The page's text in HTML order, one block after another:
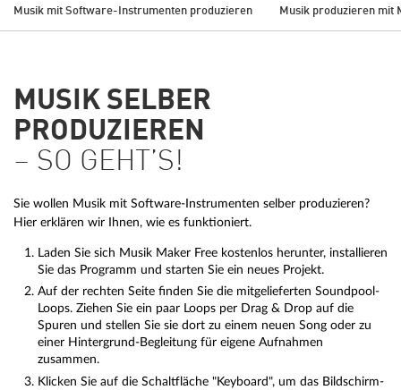
Musik mit Software-Instrumenten produzieren Musik produzieren mit
MUSIK SELBER
PRODUZIEREN
– SO GEHT’S!
Sie wollen Musik mit Software-Instrumenten selber produzieren?
Hier erklären wir Ihnen, wie es funktioniert.
Laden Sie sich Musik Maker Free kostenlos herunter, installieren
Sie das Programm und starten Sie ein neues Projekt.
Auf der rechten Seite finden Sie die mitgelieferten Soundpool-
Loops. Ziehen Sie ein paar Loops per Drag & Drop auf die
Spuren und stellen Sie sie dort zu einem neuen Song oder zu
einer Hintergrund-Begleitung für eigene Aufnahmen
zusammen.
Klicken Sie auf die Schaltfläche "Keyboard", um das Bildschirm-